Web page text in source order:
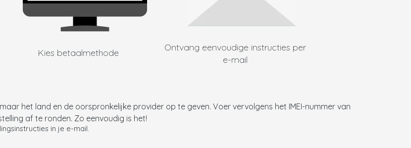
Kies betaalmethode
Ontvang eenvoudige instructies per
e-mail
het land en de oorspronkelijke provider op te geven. Voer vervolgens het IMEI-nummer van
af te ronden. Zo eenvoudig is het!
in je e-mail.